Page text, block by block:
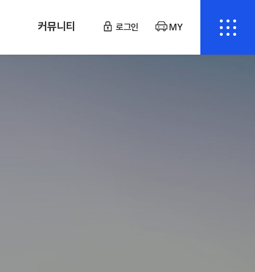
커뮤니티 로그인 MY